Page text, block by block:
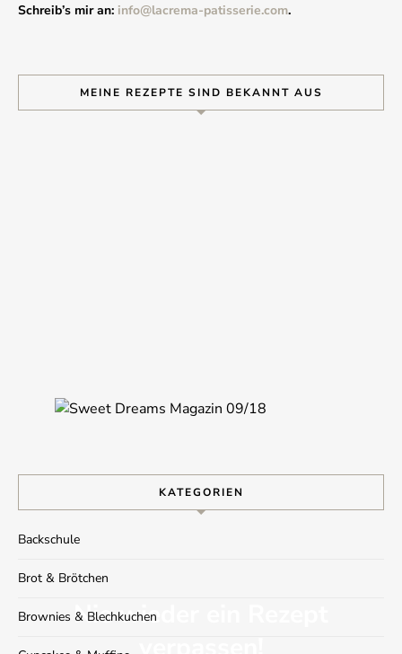
Schreib’s mir an: info@lacrema-patisserie.com.
MEINE REZEPTE SIND BEKANNT AUS
KATEGORIEN
Backschule
Brot & Brötchen
Brownies & Blechkuchen
Nie wieder ein Rezept